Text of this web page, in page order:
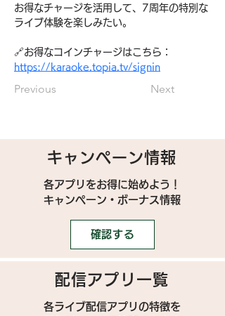
お得なチャージを活用して、7周年の特別な
ライブ体験を楽しみたい。
🔗お得なコインチャージはこちら：
https://karaoke.topia.tv/signin
Previous Next
キャンペーン情報
各アプリをお得に始めよう！
キャンペーン・ボーナス情報
確認する
配信アプリ一覧
各ライブ配信アプリの特徴を